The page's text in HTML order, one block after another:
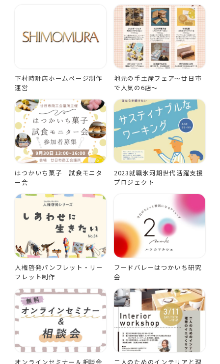
下村時計店ホームページ制作
運営
地元の手土産フェア～廿日市
で人気の6店～
はつかいち菓子 試食モニタ
ー会
2023就職氷河期世代活躍支援
プロジェクト
人権啓発パンフレット・リー
フレット制作
フードバレーはつかいち研究
会
オンラインセミナー＆相談会 二人のためのインテリアと理